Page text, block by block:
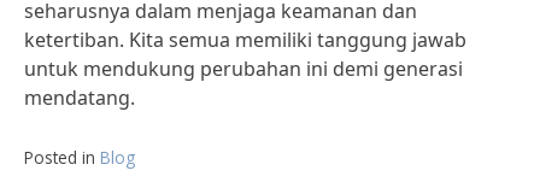
seharusnya dalam menjaga keamanan dan
ketertiban. Kita semua memiliki tanggung jawab
untuk mendukung perubahan ini demi generasi
mendatang.
Posted in Blog